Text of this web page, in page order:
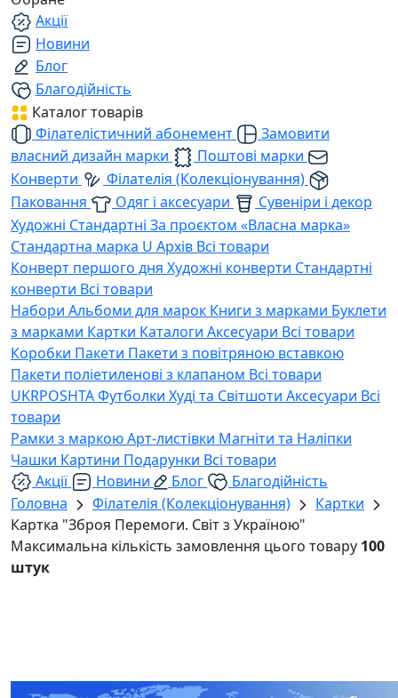
Акції
Новини
Блог
Благодійність
Каталог товарів
Філателістичний абонемент
Замовити
власний дизайн марки
Поштові марки
Конверти
Філателія (Колекціонування)
Паковання
Одяг і аксесуари
Сувеніри і декор
Художні Стандартні За проєктом «Власна марка»
Стандартна марка U Архів Всі товари
Конверт першого дня Художні конверти Стандартні
конверти Всі товари
Набори Альбоми для марок Книги з марками Буклети
з марками Картки Каталоги Аксесуари Всі товари
Коробки Пакети Пакети з повітряною вставкою
Пакети поліетиленові з клапаном Всі товари
UKRPOSHTAФутболки Худі та Світшоти Аксесуари Всі
товари
Рамки з маркоюАрт-листівки Магніти та Наліпки
Чашки Картини Подарунки Всі товари
Акції
Новини Блог
Благодійність
Головна
Філателія (Колекціонування)
Картки
Картка "Зброя Перемоги. Світ з Україною"
Максимальна кількість замовлення цього товару 100
штук